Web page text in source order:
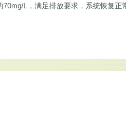
L，满足排放要求，系统恢复正